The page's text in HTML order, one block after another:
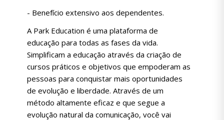
- Benefício extensivo aos dependentes.
A Park Education é uma plataforma de
educação para todas as fases da vida.
Simplificam a educação através da criação de
cursos práticos e objetivos que empoderam as
pessoas para conquistar mais oportunidades
de evolução e liberdade. Através de um
método altamente eficaz e que segue a
evolução natural da comunicação, você vai